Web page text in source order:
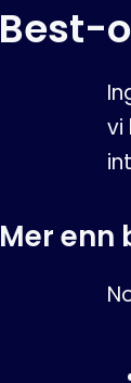
Best-
vi
Mer enn